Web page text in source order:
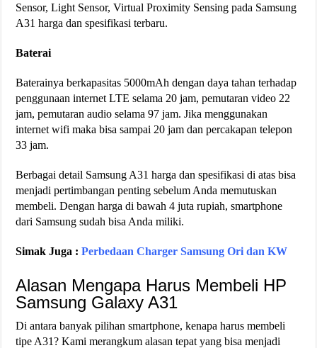
Sensor, Light Sensor, Virtual Proximity Sensing pada Samsung
A31 harga dan spesifikasi terbaru.
Baterai
Baterainya berkapasitas 5000mAh dengan daya tahan terhadap
penggunaan internet LTE selama 20 jam, pemutaran video 22
jam, pemutaran audio selama 97 jam. Jika menggunakan
internet wifi maka bisa sampai 20 jam dan percakapan telepon
33 jam.
Berbagai detail Samsung A31 harga dan spesifikasi di atas bisa
menjadi pertimbangan penting sebelum Anda memutuskan
membeli. Dengan harga di bawah 4 juta rupiah, smartphone
dari Samsung sudah bisa Anda miliki.
Simak Juga :Perbedaan Charger Samsung Ori dan KW
Alasan Mengapa Harus Membeli HP
Samsung Galaxy A31
Di antara banyak pilihan smartphone, kenapa harus membeli
tipe A31? Kami merangkum alasan tepat yang bisa menjadi